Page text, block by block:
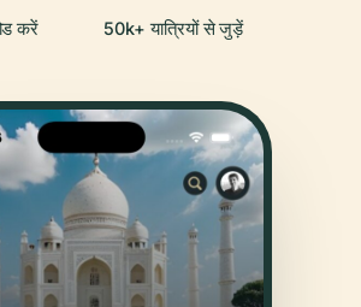
करें 50k+ यात्रियों से जुड़ें